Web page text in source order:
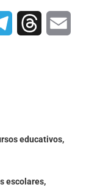
TelegramThreads
educativos
escolares